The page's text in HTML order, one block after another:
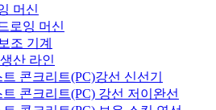
머신
로잉 머신
조 기계
산 라인
콘크리트(PC)강선 신선기
콘크리트(PC) 강선 저이완선